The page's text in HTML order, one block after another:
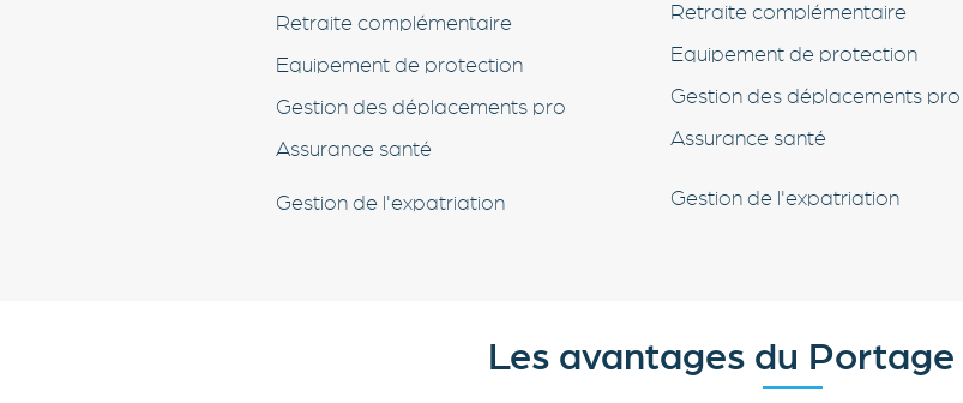
Retraite complémentaire
Equipement de protection
Gestion des déplacements pro
Assurance santé
Gestion de l'expatriation
Retraite complémentaire
Equipement de protection
Gestion des déplacements pro
Assurance santé
Gestion de l'expatriation
Les avantages du